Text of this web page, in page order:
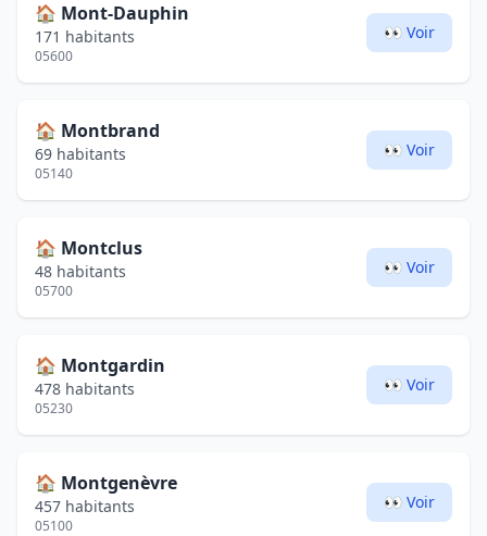
🏠 Mont-Dauphin
171 habitants
05600
👀 Voir
🏠 Montbrand
69 habitants
05140
👀 Voir
🏠 Montclus
48 habitants
05700
👀 Voir
🏠 Montgardin
478 habitants
05230
👀 Voir
🏠 Montgenèvre
457 habitants
05100
👀 Voir